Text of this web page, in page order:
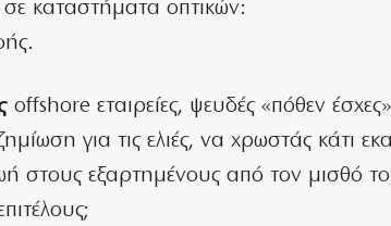
σε καταστήματα οπτικών:
offshore εταιρείες, ψευδές «πόθεν
για τις ελιές, να χρωστάς κάτι
στους εξαρτημένους από τον μισθό